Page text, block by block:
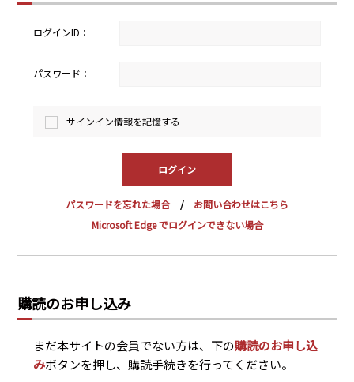
メソドロジー
研修・セミナー
採用情報
English Website
瑞姆亜太能源諮問(北京)
ログインID：
パスワード：
サインイン情報を記憶する
パスワードを忘れた場合
お問い合わせはこちら
Microsoft Edge でログインできない場合
購読のお申し込み
まだ本サイトの会員でない方は、下の購読のお申し込
みボタンを押し、購読手続きを行ってください。